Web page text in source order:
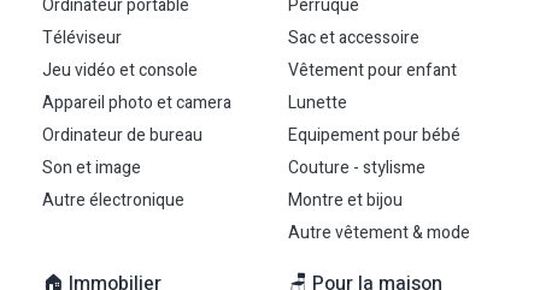
Ordinateur portable
Téléviseur
Jeu vidéo et console
Appareil photo et camera
Ordinateur de bureau
Son et image
Autre électronique
Perruque
Sac et accessoire
Vêtement pour enfant
Lunette
Equipement pour bébé
Couture - stylisme
Montre et bijou
Autre vêtement & mode
🏠 Immobilier 🪑 Pour la maison